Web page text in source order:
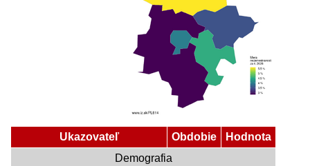
Ukazovateľ Obdobie
Hodnota
Demografia